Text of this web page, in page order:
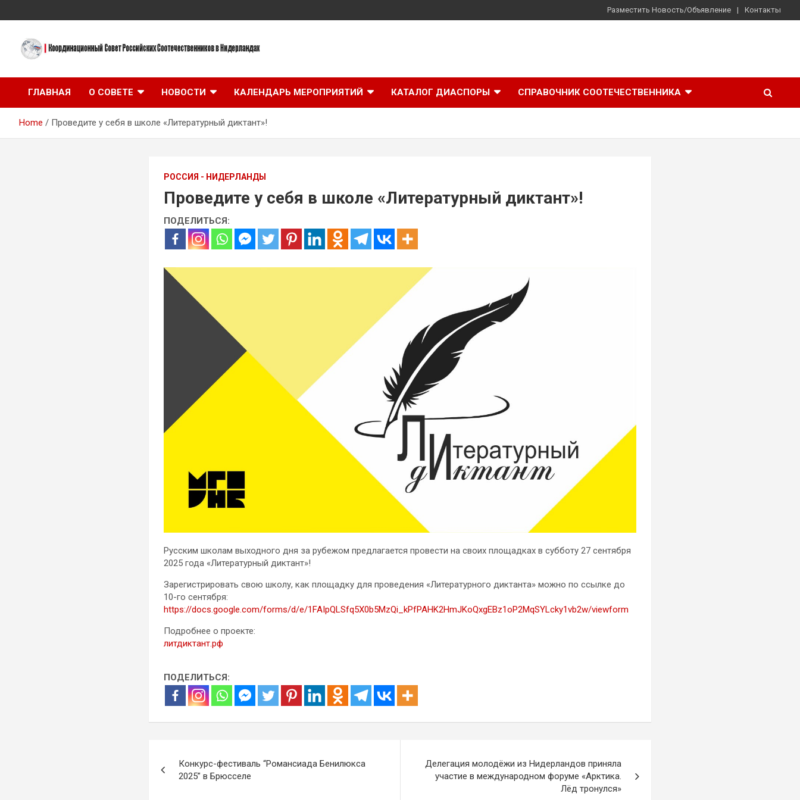
to
Разместить Новость/Объявление Контакты
Координационный
Совет Российских
Соотечественников в
Нидерландах
Нидерландах
ГЛАВНАЯ
О СОВЕТЕ НОВОСТИ КАЛЕНДАРЬ МЕРОПРИЯТИЙ КАТАЛОГ ДИАСПОРЫ СПРАВОЧНИК СООТЕЧЕСТВЕННИКА
Home Проведите у себя в школе «Литературный диктант»!
РОССИЯ - НИДЕРЛАНДЫ
Проведите у себя в школе «Литературный диктант»!
ПОДЕЛИТЬСЯ:
Русским школам выходного дня за рубежом предлагается провести на своих площадках в субботу 27 сентября
2025 года «Литературный диктант»!
Зарегистрировать свою школу, как площадку для проведения «Литературного диктанта» можно по ссылке до
10-го сентября:
https://docs.google.com/forms/d/e/1FAIpQLSfq5X0b5MzQi_kPfPAHK2HmJKoQxgEBz1oP2MqSYLcky1vb2w/viewform
Подробнее о проекте:
литдиктант.рф
ПОДЕЛИТЬСЯ:
по
Конкурс-фестиваль “Романсиада Бенилюкса
2025” в Брюсселе
Делегация молодёжи из Нидерландов приняла
участие в международном форуме «Арктика.
Лёд тронулся»